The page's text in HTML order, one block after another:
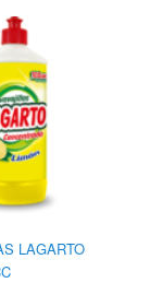
LAGARTO